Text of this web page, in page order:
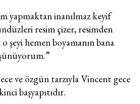
yapmaktan inanılmaz keyif
resim çizer, resimden
şeyi hemen boyamanın bana
ve özgün tarzıyla Vincent gece
başyapıtıdır.